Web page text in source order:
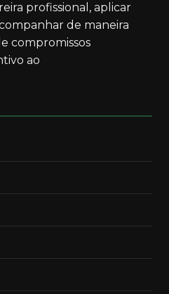
profissional, aplicar
de maneira
compromissos
ao